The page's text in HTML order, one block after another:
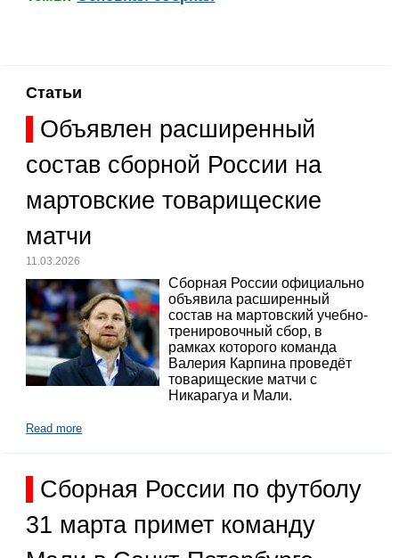
Статьи
Объявлен расширенный
состав сборной России на
мартовские товарищеские
матчи
11.03.2026
Сборная России официально
объявила расширенный
состав на мартовский учебно-
тренировочный сбор, в
рамках которого команда
Валерия Карпина проведёт
товарищеские матчи с
Никарагуа и Мали.
Read more
Сборная России по футболу
31 марта примет команду